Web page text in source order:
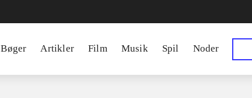
Bøger Artikler Film Musik Spil Noder